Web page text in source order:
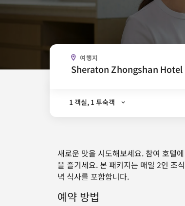
여행지
.
1 객실, 1 투숙객
새로운 맛을 시도해보세요. 참여 호텔
을 즐기세요. 본 패키지는 매일 2인 조
녁 식사를 포함합니다.
예약 방법